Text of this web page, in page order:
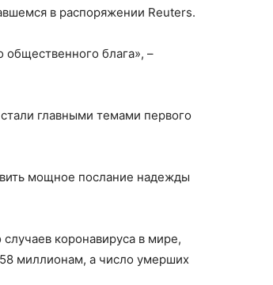
в распоряжении Reuters.
блага», –
главными темами первого
мощное послание надежды
коронавируса в мире,
миллионам, а число умерших